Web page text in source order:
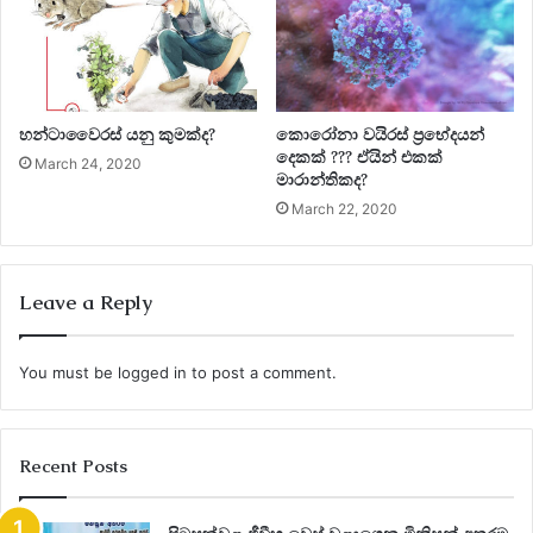
දරයි.මෙවැනි ප්‍රතිඵල ඇතිවිම අවම කරගැනිමට කොතෙකුත්
උපක්‍රම වර්තමානයේ පැවතුනත් සේවයේ යෙදෙන අය මෙන්ම
සේවය ලබා ගන්නා දෙපාර්ශවයම මෙම තත්වය ගැන සැලකිලිමත්
නොවීම කණගාටුදායක කරුණකි.මෙවැනි අවදානමකින් මිදිම
සදහා අවශ්‍ය අයට කන් ආවරණ පැළදිම දිරිමත් කිරිම මෙන්ම අදාළ
උපකරණවලට ශබ්ද පරිවාරක යෙදිම අතපසු නොකර වහා සිදුකල
යුතු කාර්යයකි.නැතහොත් සිදුවනුයේ නිකරුනේ ශ්‍රව්‍යාබාධිතයන්
පිරිසක් බිහිවි රටේ ඉදිරිගමන අඩාල වීම පමණයි.
හන්ටාවෛරස් යනු කුමක්ද?
March 24, 2020
කොරෝනා වයිරස් ප්‍රභේදයන්
දෙකක් ??? ඒයින් එකක්
මාරාන්තිකද?
March 22, 2020
Leave a Reply
You must be logged in to post a comment.
Recent Posts